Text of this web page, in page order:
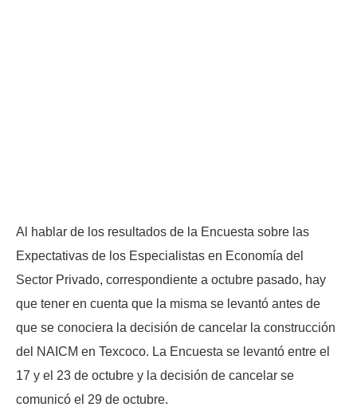
Al hablar de los resultados de la Encuesta sobre las
Expectativas de los Especialistas en Economía del
Sector Privado, correspondiente a octubre pasado, hay
que tener en cuenta que la misma se levantó antes de
que se conociera la decisión de cancelar la construcción
del NAICM en Texcoco. La Encuesta se levantó entre el
17 y el 23 de octubre y la decisión de cancelar se
comunicó el 29 de octubre.